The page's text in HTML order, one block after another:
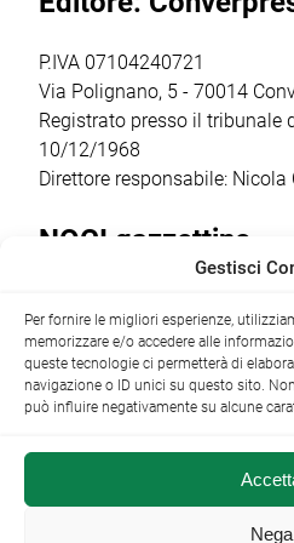
condotta dalla
regista,
P.IVA 07104240721
Via Polignano, 5 - 70014
Registrato presso il tribunale
10/12/1968
Direttore responsabile: Nicola
NOCI gazzettino
+39 080 4979274|
Archivio
NOCI gazzettino.it
Gestisci
Per fornire le migliori esperienze,
memorizzare e/o accedere alle
queste tecnologie ci permetterà di
navigazione o ID unici su questo sito.
può influire negativamente su alcune
Nega